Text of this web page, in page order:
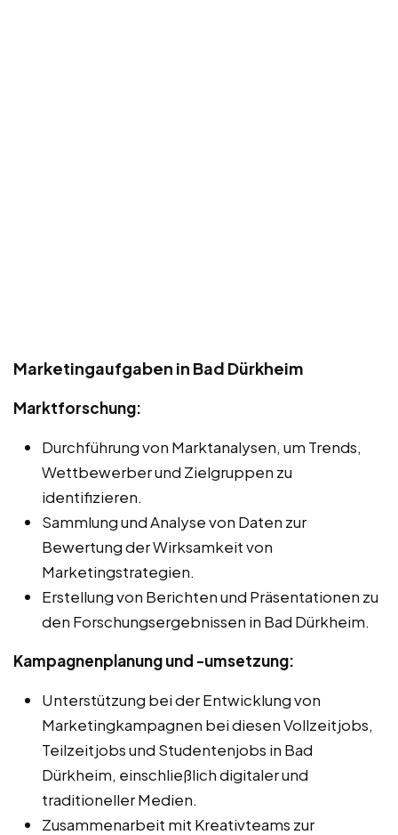
Marketingaufgaben in Bad Dürkheim
Marktforschung:
Durchführung von Marktanalysen, um Trends,
Wettbewerber und Zielgruppen zu
identifizieren.
Sammlung und Analyse von Daten zur
Bewertung der Wirksamkeit von
Marketingstrategien.
Erstellung von Berichten und Präsentationen zu
den Forschungsergebnissen in Bad Dürkheim.
Kampagnenplanung und -umsetzung:
Unterstützung bei der Entwicklung von
Marketingkampagnen bei diesen Vollzeitjobs,
Teilzeitjobs und Studentenjobs in Bad
Dürkheim, einschließlich digitaler und
traditioneller Medien.
Zusammenarbeit mit Kreativteams zur